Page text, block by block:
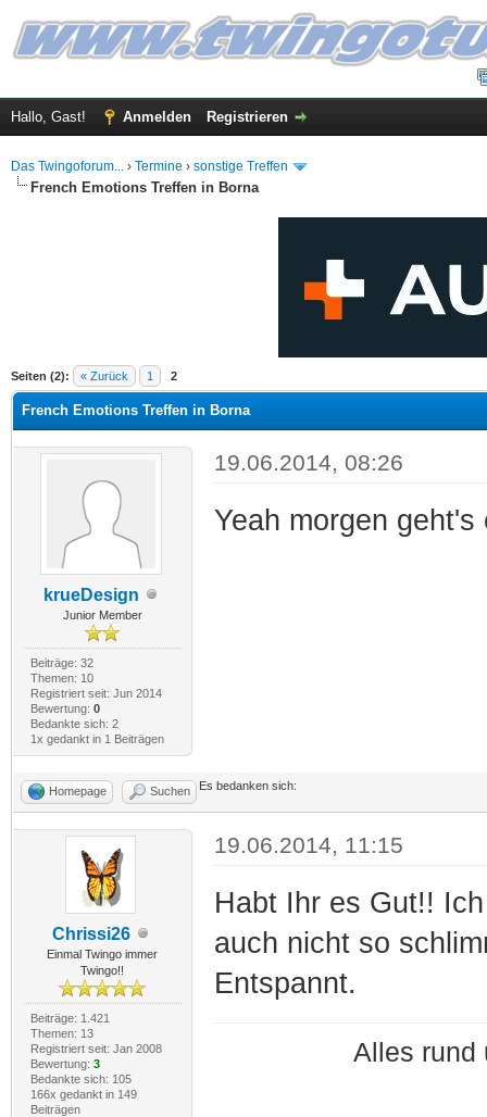
Hallo, Gast! Anmelden Registrieren
Das Twingoforum... › Termine › sonstige Treffen
French Emotions Treffen in Borna
Seiten (2): « Zurück 1 2
Durchschnitt
French Emotions Treffen in Borna
krueDesign
Junior Member
Beiträge: 32
Themen: 10
Registriert seit: Jun 2014
Bewertung: 0
Bedankte sich: 2
1x gedankt in 1 Beiträgen
19.06.2014, 08:26
Yeah morgen geht's
Homepage Suchen Es bedanken sich:
Chrissi26
Einmal Twingo immer
Twingo!!
Beiträge: 1.421
Themen: 13
Registriert seit: Jan 2008
Bewertung: 3
Bedankte sich: 105
166x gedankt in 149
Beiträgen
19.06.2014, 11:15
Habt Ihr es Gut!!
auch nicht so
Entspannt.
Alles